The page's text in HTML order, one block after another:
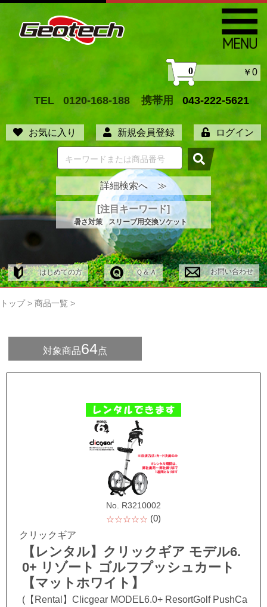
TEL 0120-168-188 携帯用 043-222-5621
お気に入り 新規会員登録 ログイン
0 ￥0
詳細検索へ ≫
[注目キーワード]
暑さ対策 スリーブ用交換ソケット
はじめての方 Ｑ＆Ａ お問い合わせ
トップ > 商品一覧 >
対象商品64点
No. R3210002
☆☆☆☆☆ (0)
クリックギア
【レンタル】クリックギア モデル6.
0+ リゾート ゴルフプッシュカート
【マットホワイト】
(【Rental】Clicgear MODEL6.0+ ResortGolf PushCa